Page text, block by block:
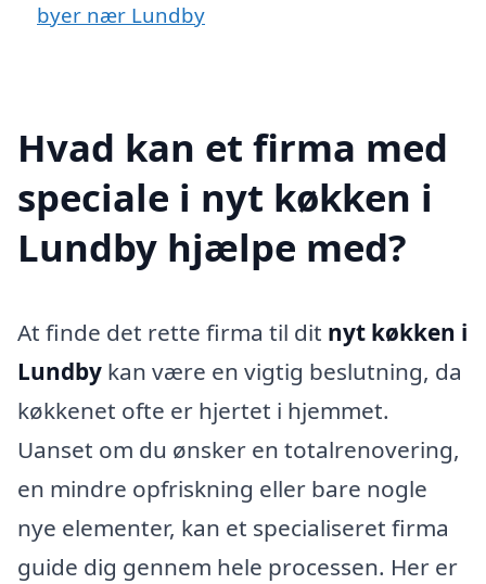
byer nær Lundby
Hvad kan et firma med
speciale i nyt køkken i
Lundby hjælpe med?
At finde det rette firma til dit nyt køkken i
Lundby kan være en vigtig beslutning, da
køkkenet ofte er hjertet i hjemmet.
Uanset om du ønsker en totalrenovering,
en mindre opfriskning eller bare nogle
nye elementer, kan et specialiseret firma
guide dig gennem hele processen. Her er